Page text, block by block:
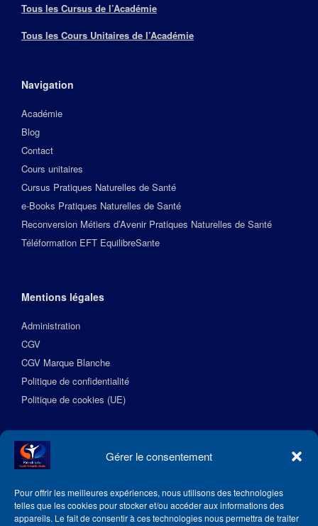
Gérer le consentement
Pour offrir les meilleures expériences, nous utilisons des technologies
telles que les cookies pour stocker et/ou accéder aux informations des
appareils. Le fait de consentir à ces technologies nous permettra de traiter
Tous les Cursus de l’Académie
Tous les Cours Unitaires de l’Académie
Navigation
Académie
Blog
Contact
Cours unitaires
Cursus Pratiques Naturelles de Santé
e-Books Pratiques Naturelles de Santé
Reconversion Métiers d’Avenir Pratiques Naturelles de Santé
Téléformation EFT EquilibreSante
Mentions légales
Administration
CGV
CGV Marque Blanche
Politique de confidentialité
Politique de cookies (UE)
Suivez l’Académie EquilibreSante